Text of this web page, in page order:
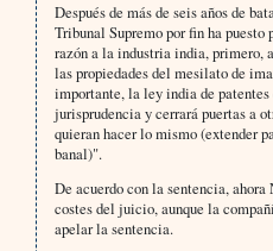
Después de más de seis años de
Tribunal Supremo por fin ha
razón a la industria india, primero,
las propiedades del mesilato de
importante, la ley india de
jurisprudencia y cerrará puertas a
quieran hacer lo mismo (extender
banal)".
De acuerdo con la sentencia,
costes del juicio, aunque la
apelar la sentencia.